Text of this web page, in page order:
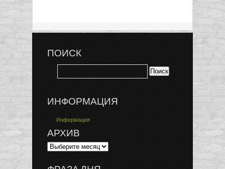
ПОИСК
ИНФОРМАЦИЯ
Информация
АРХИВ